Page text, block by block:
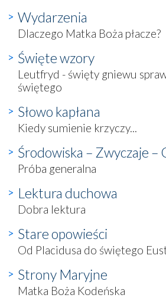
Wydarzenia
Dlaczego Matka Boża płacze?
Święte wzory
Leutfryd - święty gniewu
świętego
Słowo kapłana
Kiedy sumienie krzyczy...
Środowiska – Zwyczaje –
Próba generalna
Lektura duchowa
Dobra lektura
Stare opowieści
Od Placidusa do świętego
Strony Maryjne
Matka Boża Kodeńska